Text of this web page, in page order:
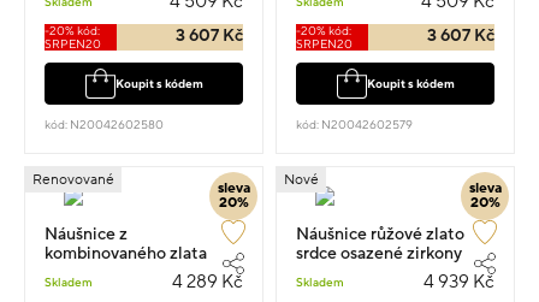
-20% kód:
SRPEN20
3 607 Kč
Koupit s kódem
kód: N20042602580
-20% kód:
SRPEN20
3 607 Kč
Koupit s kódem
kód: N20042602579
sleva
20%
Renovované
Náušnice z
kombinovaného zlata
sova osazené zirkony
visací 1.00cm 1.25g
Skladem 4 289 Kč
sleva
20%
Nové
Náušnice růžové zlato
srdce osazené zirkony
visací 1.4cm 1.05g
Skladem 4 939 Kč